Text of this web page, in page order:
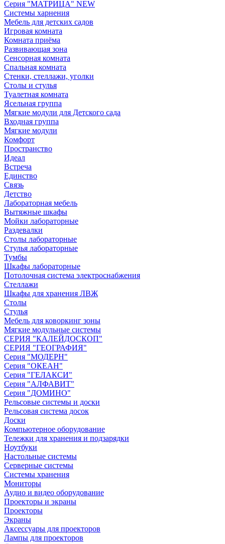
Серия "МАТРИЦА" NEW
Системы харнения
Мебель для детских садов
Игровая комната
Комната приёма
Развивающая зона
Сенсорная комната
Спальная комната
Стенки, стеллажи, уголки
Столы и стулья
Туалетная комната
Ясельная группа
Мягкие модули для Детского сада
Входная группа
Мягкие модули
Комфорт
Пространство
Идеал
Встреча
Единство
Связь
Детство
Лабораторная мебель
Вытяжные шкафы
Мойки лабораторные
Раздевалки
Столы лабораторные
Стулья лабораторные
Тумбы
Шкафы лабораторные
Потолочная система электроснабжения
Стеллажи
Шкафы для хранения ЛВЖ
Столы
Стулья
Мебель для коворкинг зоны
Мягкие модульные системы
СЕРИЯ "КАЛЕЙДОСКОП"
СЕРИЯ "ГЕОГРАФИЯ"
Серия "МОДЕРН"
Серия "ОКЕАН"
Серия "ГЕЛАКСИ"
Серия "АЛФАВИТ"
Серия "ДОМИНО"
Рельсовые системы и доски
Рельсовая система досок
Доски
Компьютерное оборудование
Тележки для хранения и подзарядки
Ноутбуки
Настольные системы
Серверные системы
Системы хранения
Мониторы
Аудио и видео оборудование
Проекторы и экраны
Проекторы
Экраны
Аксессуары для проекторов
Лампы для проекторов